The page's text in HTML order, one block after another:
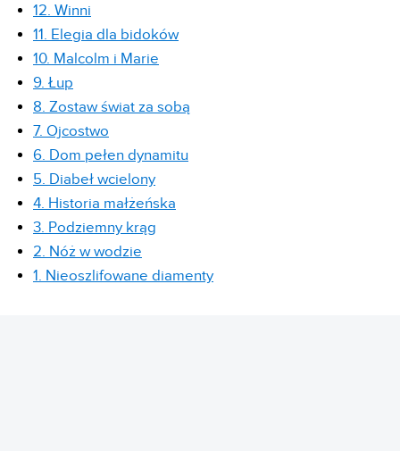
12. Winni
11. Elegia dla bidoków
10. Malcolm i Marie
9. Łup
8. Zostaw świat za sobą
7. Ojcostwo
6. Dom pełen dynamitu
5. Diabeł wcielony
4. Historia małżeńska
3. Podziemny krąg
2. Nóż w wodzie
1. Nieoszlifowane diamenty